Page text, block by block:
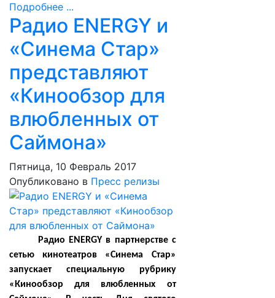
Подробнее ...
Радио ENERGY и
«Синема Стар»
представляют
«Кинообзор для
влюбленных от
Саймона»
Пятница, 10 Февраль 2017
Опубликовано в Пресс релизы
Радио ENERGY в партнерстве с
сетью кинотеатров «Синема Стар»
запускает специальную рубрику
«Кинообзор для влюбленных от